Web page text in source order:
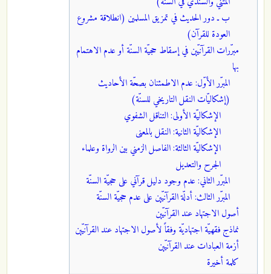
ب ـ دور الحديث في تمزيق المسلمين (انطلاقة مشروع
العودة للقرآن)
مبرّرات القرآنيّين في إسقاط حجيّة السنّة أو عدم الاهتمام
بها
المبرّر الأوّل: عدم الاطمئنان بصحّة الأحاديث
(إشكاليّات النقل التاريخي للسنّة)
الإشكاليّة الأولى: التناقل الشفوي
الإشكاليّة الثانية: النقل بالمعنى
الإشكاليّة الثالثة: الفاصل الزمني بين الرواة وعلماء
الجرح والتعديل
المبرّر الثاني: عدم وجود دليل قرآني على حجيّة السنّة
المبرّر الثالث: أدلّة القرآنيّين على عدم حجيّة السنّة
أصول الاجتهاد عند القرآنيّين
نماذج فقهيّة اجتهاديّة وفقاً لأصول الاجتهاد عند القرآنيّين
أزمة العبادات عند القرآنيّين
كلمة أخيرة